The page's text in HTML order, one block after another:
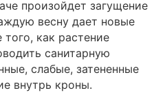
произойдет загущение
весну дает новые
как растение
санитарную
слабые, затененные
внутрь кроны.